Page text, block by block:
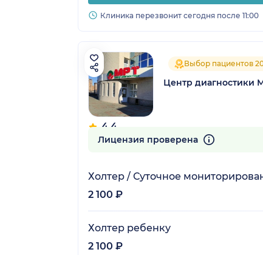
Клиника перезвонит сегодня после 11:00
4.4
97 отзывов
Выбор пациентов
Центр диагностики
Лицензия проверена
Холтер / Суточное
2 100 ₽
Холтер ребенку
2 100 ₽